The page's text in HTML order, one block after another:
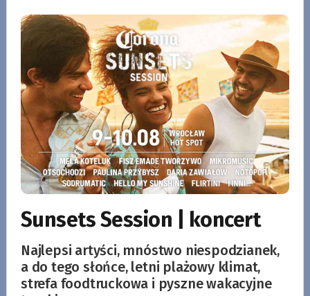
Sunsets Session | koncert
Najlepsi artyści, mnóstwo niespodzianek,
a do tego słońce, letni plażowy klimat,
strefa foodtruckowa i pyszne wakacyjne